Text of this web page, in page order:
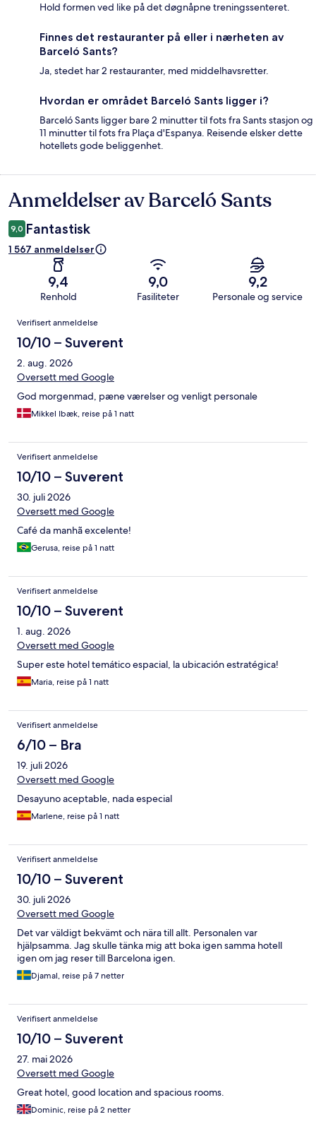
Hold formen ved like på det døgnåpne treningssenteret.
Finnes det restauranter på eller i nærheten av
Barceló Sants?
Ja, stedet har 2 restauranter, med middelhavsretter.
Hvordan er området Barceló Sants ligger i?
Barceló Sants ligger bare 2 minutter til fots fra Sants stasjon og
11 minutter til fots fra Plaça d'Espanya. Reisende elsker dette
hotellets gode beliggenhet.
Anmeldelser
Anmeldelser av Barceló Sants
9,0 Fantastisk
1 567 anmeldelser
9,4
Renhold
9,0
Fasiliteter
9,2
Personale og service
Anmeldelser
Verifisert anmeldelse
10/10 – Suverent
2. aug. 2026
Oversett med Google
God morgenmad, pæne værelser og venligt personale
Mikkel Ibæk, reise på 1 natt
Verifisert anmeldelse
10/10 – Suverent
30. juli 2026
Oversett med Google
Café da manhã excelente!
Gerusa, reise på 1 natt
Verifisert anmeldelse
10/10 – Suverent
1. aug. 2026
Oversett med Google
Super este hotel temático espacial, la ubicación estratégica!
Maria, reise på 1 natt
Verifisert anmeldelse
6/10 – Bra
19. juli 2026
Oversett med Google
Desayuno aceptable, nada especial
Marlene, reise på 1 natt
Verifisert anmeldelse
10/10 – Suverent
30. juli 2026
Oversett med Google
Det var väldigt bekvämt och nära till allt. Personalen var
hjälpsamma. Jag skulle tänka mig att boka igen samma hotell
igen om jag reser till Barcelona igen.
Djamal, reise på 7 netter
Verifisert anmeldelse
10/10 – Suverent
27. mai 2026
Oversett med Google
Great hotel, good location and spacious rooms.
Dominic, reise på 2 netter